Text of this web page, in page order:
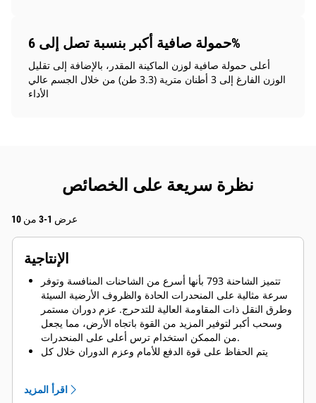
حمولة صافية أكبر بنسبة تصل إلى 6%
أعلى حمولة صافية لوزن الماكينة المقدر، بالإضافة إلى تقليل
الوزن الفارغ إلى 3 أطنان مترية (3.3 طن) من خلال الجسم عالي
الأداء
نظرة سريعة على الخصائص
عرض 1-3 من 10
الإنتاجية
تتميز الشاحنة 793 بأنها أسرع من الشاحنات المنافسة وتوفر
سرعة مثالية على المنحدرات الحادة والظروف الأرضية السيئة
وطرق النقل ذات المقاومة العالية للتدحرج. عزم دوران مستمر
وسحب أكبر لتوفير المزيد من القوة باتجاه الأرض، مما يجعل
من الممكن استخدام ترس أعلى على المنحدرات.
يتم الحفاظ على قوة الدفع للأمام وعزم الدوران خلال كل
يتم الجمع بين ناقل الحركة سداسي السرعات من Cat، مع
اقرأ المزيد